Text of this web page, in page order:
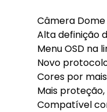
Câmera Dome
Alta definição
Menu OSD na
Novo
Cores por
Mais
Compatível